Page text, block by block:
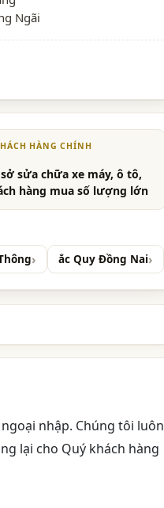
Ngãi
HÀNG CHÍNH
sửa chữa xe máy, ô tô,
hàng mua số lượng lớn
ắc Quy Đồng Nai
nhập. Chúng tôi luôn
lại cho Quý khách hàng